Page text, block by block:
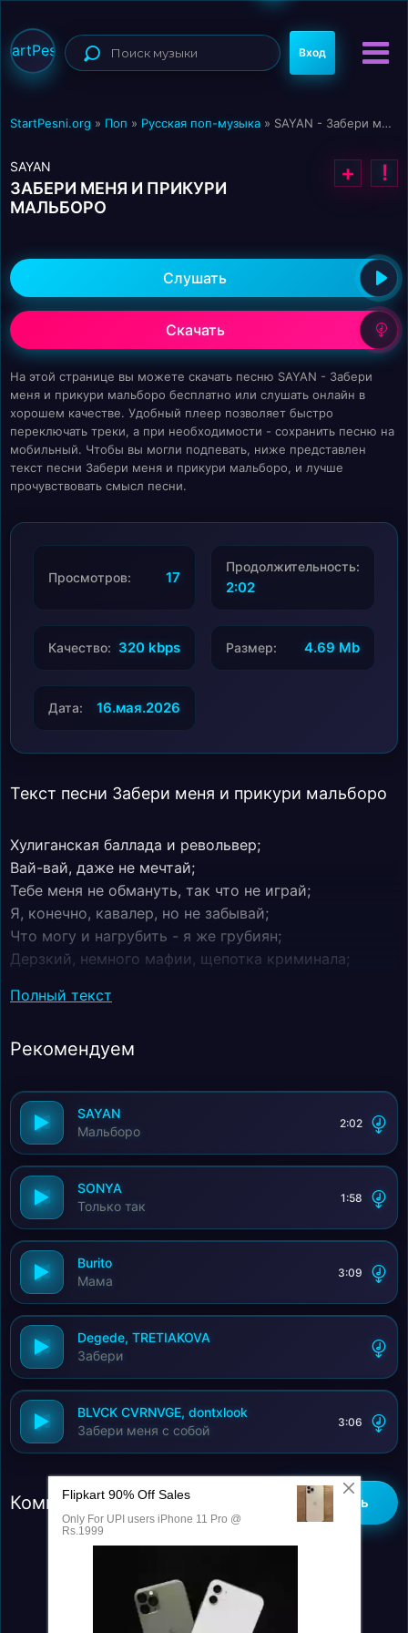
Вход
StartPesni.org » Поп » Русская поп-музыка » SAYAN - Забери меня и прикури мальборо
SAYAN
ЗАБЕРИ МЕНЯ И ПРИКУРИ
МАЛЬБОРО
+ !
Слушать
Скачать
На этой странице вы можете скачать песню SAYAN - Забери
меня и прикури мальборо бесплатно или слушать онлайн в
хорошем качестве. Удобный плеер позволяет быстро
переключать треки, а при необходимости - сохранить песню на
мобильный. Чтобы вы могли подпевать, ниже представлен
текст песни Забери меня и прикури мальборо, и лучше
прочувствовать смысл песни.
Просмотров: 17
Продолжительность:
2:02
Качество: 320 kbps Размер: 4.69 Mb
Дата: 16.мая.2026
Текст песни Забери меня и прикури мальборо
Хулиганская баллада и револьвер;
Вай-вай, даже не мечтай;
Тебе меня не обмануть, так что не играй;
Я, конечно, кавалер, но не забывай;
Что могу и нагрубить - я же грубиян;
Дерзкий, немного мафии, щепотка криминала;
Полный текст
Рекомендуем
SAYAN
Мальборо
2:02
SONYA
Только так
1:58
Burito
Мама
3:09
Degede, TRETIAKOVA
Забери
BLVCK CVRNVGE, dontxlook
Забери меня с собой
3:06
Комментарии (0) Добавить